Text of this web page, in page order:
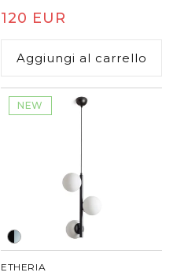
Prezzo
di
listino
120 EUR
Aggiungi al carrello
NEW
ETHERIA